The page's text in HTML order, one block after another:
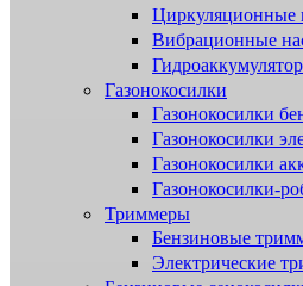
Циркуляционные
Вибрационные
Газонокосилки
Газонокосилки
Газонокосилки
Газонокосилки
Газонокосилки-
Триммеры
Бензиновые
Электрические